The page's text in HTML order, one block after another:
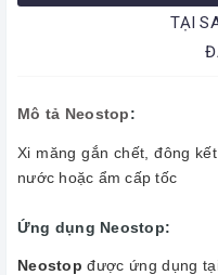
TẠI
Mô tả Neostop:
Xi măng gắn chết, đông
nước hoặc ẩm cấp tốc
Ứng dụng Neostop:
Neostop được ứng dụng